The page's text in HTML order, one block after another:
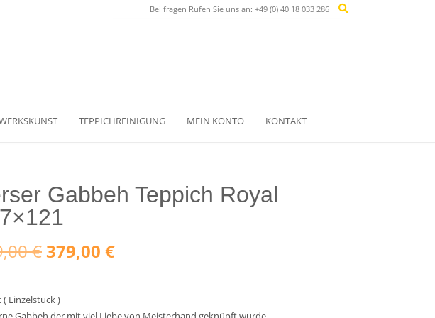
Bei fragen Rufen Sie uns an: +49 (0) 40 18 033 286
TEPPICHREINIGUNG MEIN KONTO KONTAKT
Gabbeh Teppich Royal
€ Ursprünglicher
war:
379,00 €Aktueller
ist:
( Einzelstück )